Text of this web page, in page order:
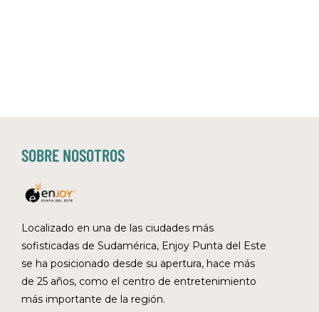
SOBRE NOSOTROS
Localizado en una de las ciudades más
sofisticadas de Sudamérica, Enjoy Punta del Este
se ha posicionado desde su apertura, hace más
de 25 años, como el centro de entretenimiento
más importante de la región.